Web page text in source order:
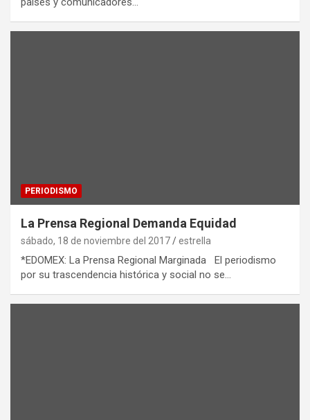
PERIODISMO
La Prensa Regional Demanda Equidad
sábado, 18 de noviembre del 2017 estrella
*EDOMEX: La Prensa Regional Marginada El periodismo
por su trascendencia histórica y social no se…